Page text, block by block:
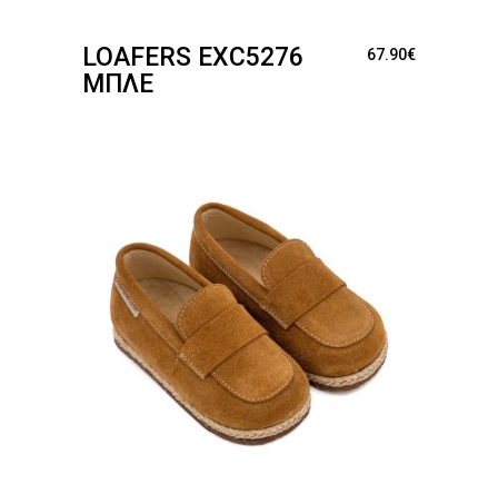
LOAFERS EXC5276
ΜΠΛΕ
67.90€